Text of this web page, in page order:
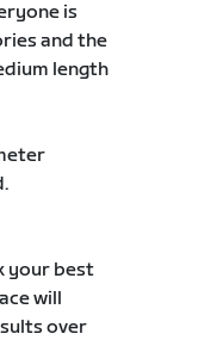
is
and the
length
your best
will
over